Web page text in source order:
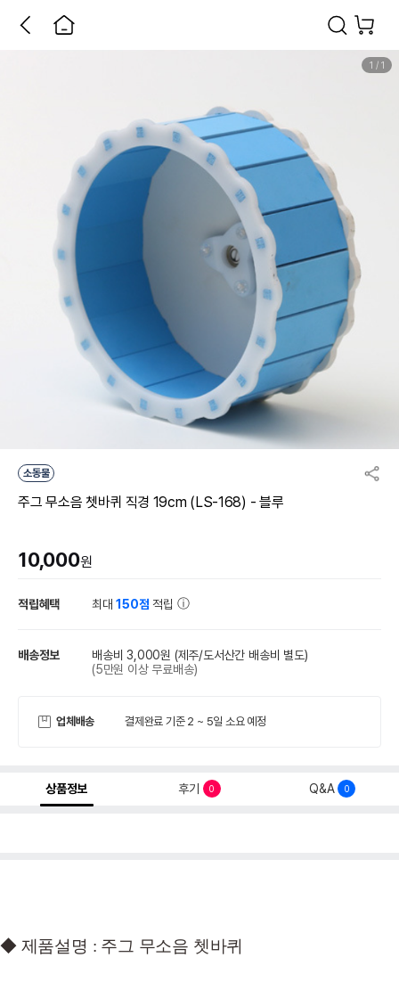
1 / 1
소동물
주그 무소음 쳇바퀴 직경 19cm (LS-168) - 블루
10,000원
적립혜택 최대150점 적립
배송정보 배송비 3,000원 (제주/도서산간 배송비 별도)
(5만원 이상 무료배송)
업체배송 결제완료 기준 2 ~ 5일 소요 예정
상품정보 후기 0 Q&A 0
◆ 제품설명 : 주그 무소음 쳇바퀴